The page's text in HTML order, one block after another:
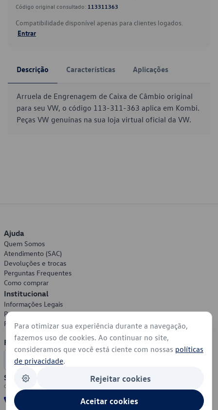
Código original consultado: 113311363
Compatibilidade disponível apenas para clientes logados.
Entrar
Descrição Características Aplicações
Arruela de Engrenagem de Caixa de Câmbio original
para seu VW, o código 113-311-363 aplica em Kombi.
Peças VW genuínas na sua loja virtual oficial da VW.
Ajuda
Quem Somos
Atendimento (SAC)
Devoluções e trocas
Perguntas Frequentes
Como comprar
Institucional
Informações Legais
Política de Privacidade
Política de Cookies
Formas de Pagamento
Segurança
Para otimizar sua experiência durante a navegação,
fazemos uso de cookies. Ao continuar no site,
consideramos que você está ciente com nossas políticas
de privacidade.
Rejeitar cookies
Aceitar cookies